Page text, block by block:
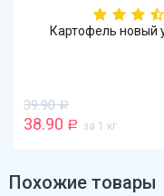
Картофель новый
39.90 Р
38.90 Р за 1 кг
Похожие товары